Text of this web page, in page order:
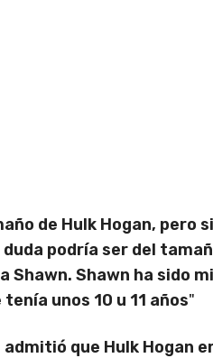
de Hulk Hogan, pero
podría ser del
Shawn. Shawn ha sido
unos 10 u 11 años"
que Hulk Hogan